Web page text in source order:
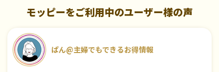
モッピーをご利用中のユーザー様の声
ぱん@主婦でもできるお得情報